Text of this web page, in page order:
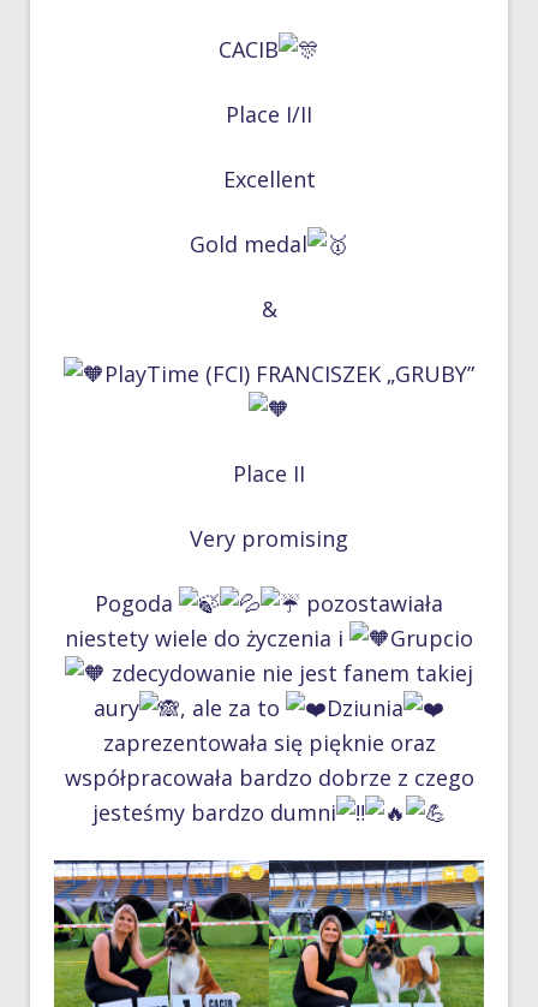
CACIB
Place I/II
Excellent
Gold medal
&
PlayTime (FCI) FRANCISZEK „GRUBY”
Place II
Very promising
Pogoda
pozostawiała
niestety wiele do życzenia i
Grupcio
zdecydowanie nie jest fanem takiej
aury
, ale za to
Dziunia
zaprezentowała się pięknie oraz
współpracowała bardzo dobrze z czego
jesteśmy bardzo dumni